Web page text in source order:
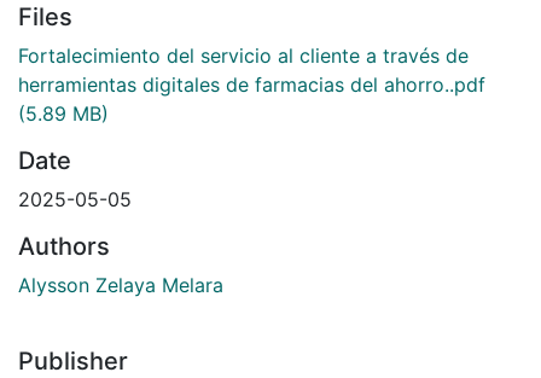
Files
Fortalecimiento del servicio al cliente a través de
herramientas digitales de farmacias del ahorro..pdf
(5.89 MB)
Date
2025-05-05
Authors
Alysson Zelaya Melara
Publisher